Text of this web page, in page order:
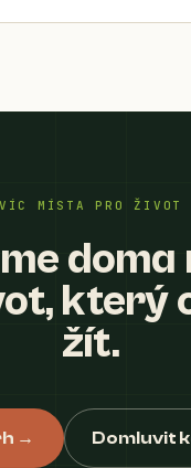
VÍC MÍSTA PRO ŽIVOT
doma
který
žít.
→ Domluvit